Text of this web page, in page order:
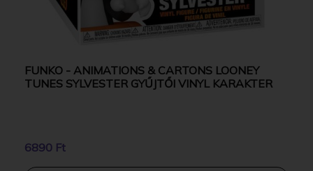
FUNKO - ANIMATIONS & CARTONS LOONEY
TUNES SYLVESTER GYŰJTŐI VINYL KARAKTER
6890 Ft